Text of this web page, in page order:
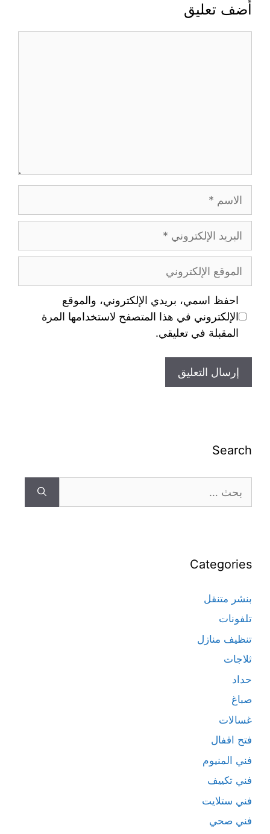
أضف تعليق
احفظ اسمي، بريدي الإلكتروني، والموقع
الإلكتروني في هذا المتصفح لاستخدامها المرة
المقبلة في تعليقي.
Search
Categories
بنشر متنقل
تلفونات
تنظيف منازل
ثلاجات
حداد
صباغ
غسالات
فتح اقفال
فني المنيوم
فني تكييف
فني ستلايت
فني صحي